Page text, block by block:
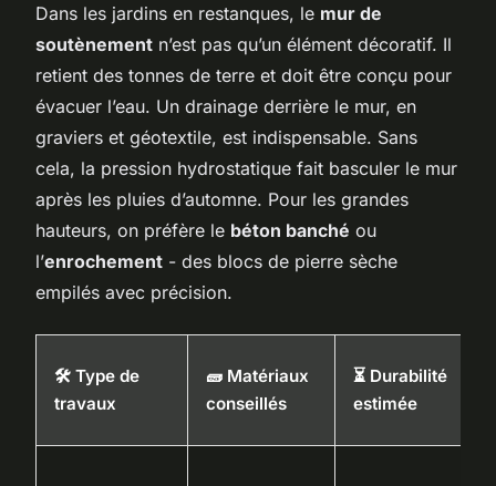
Dans les jardins en restanques, le mur de
soutènement n’est pas qu’un élément décoratif. Il
retient des tonnes de terre et doit être conçu pour
évacuer l’eau. Un drainage derrière le mur, en
graviers et géotextile, est indispensable. Sans
cela, la pression hydrostatique fait basculer le mur
après les pluies d’automne. Pour les grandes
hauteurs, on préfère le béton banché ou
l’enrochement - des blocs de pierre sèche
empilés avec précision.
🛠️ Type de
travaux
🧱 Matériaux
conseillés
⏳ Durabilité
estimée